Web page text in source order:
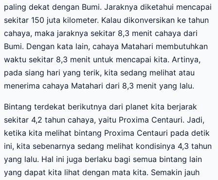
paling dekat dengan Bumi. Jaraknya diketahui mencapai
sekitar 150 juta kilometer. Kalau dikonversikan ke tahun
cahaya, maka jaraknya sekitar 8,3 menit cahaya dari
Bumi. Dengan kata lain, cahaya Matahari membutuhkan
waktu sekitar 8,3 menit untuk mencapai kita. Artinya,
pada siang hari yang terik, kita sedang melihat atau
menerima cahaya Matahari dari 8,3 menit yang lalu.
Bintang terdekat berikutnya dari planet kita berjarak
sekitar 4,2 tahun cahaya, yaitu Proxima Centauri. Jadi,
ketika kita melihat bintang Proxima Centauri pada detik
ini, kita sebenarnya sedang melihat kondisinya 4,3 tahun
yang lalu. Hal ini juga berlaku bagi semua bintang lain
yang dapat kita lihat dengan mata kita. Semakin jauh